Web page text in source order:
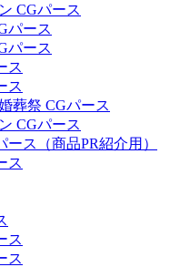
CGパース
パース
パース
ス
ス
葬祭 CGパース
CGパース
ース（商品PR紹介用）
ス
ス
ス